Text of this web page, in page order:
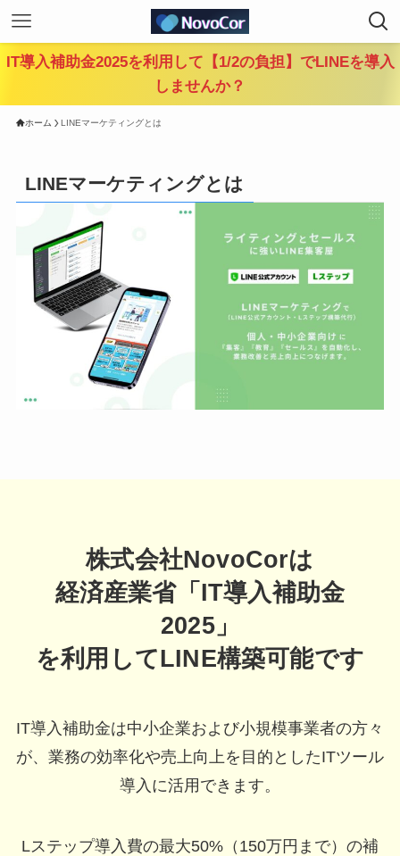
IT導入補助金2025を利用して【1/2の負担】でLINEを導入
しませんか？
ホーム LINEマーケティングとは
LINEマーケティングとは
株式会社NovoCorは
経済産業省「IT導入補助金
2025」
を利用してLINE構築可能です
IT導入補助金は中小企業および小規模事業者の方々
が、業務の効率化や売上向上を目的としたITツール
導入に活用できます。
Lステップ導入費の最大50%（150万円まで）の補